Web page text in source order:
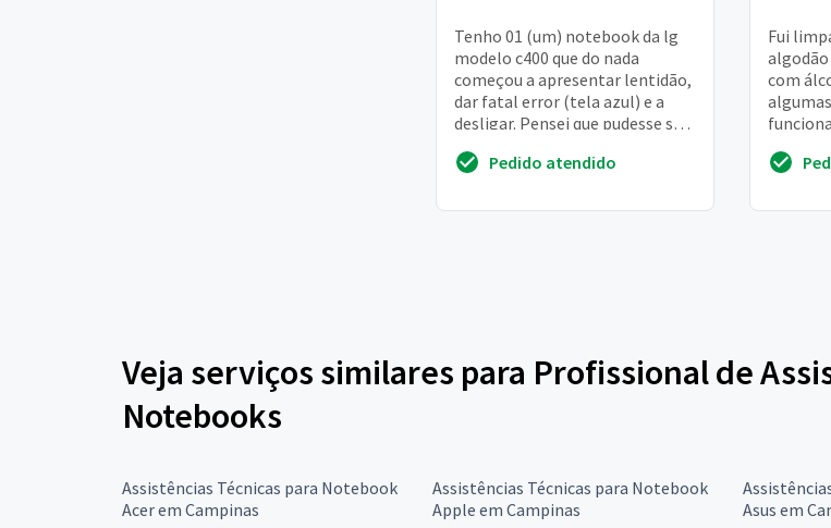
Tenho 01 (um) notebook da lg
modelo c400 que do nada
começou a apresentar lentidão,
dar fatal error (tela azul) e a
desligar. Pensei que pudesse ser
da pro...Pedido atendido
Fui
com
Veja serviços similares para Profissional de
Notebooks
Assistências Técnicas para Notebook
Acer em Campinas
Assistências Técnicas para Notebook
Apple em Campinas
Asus em